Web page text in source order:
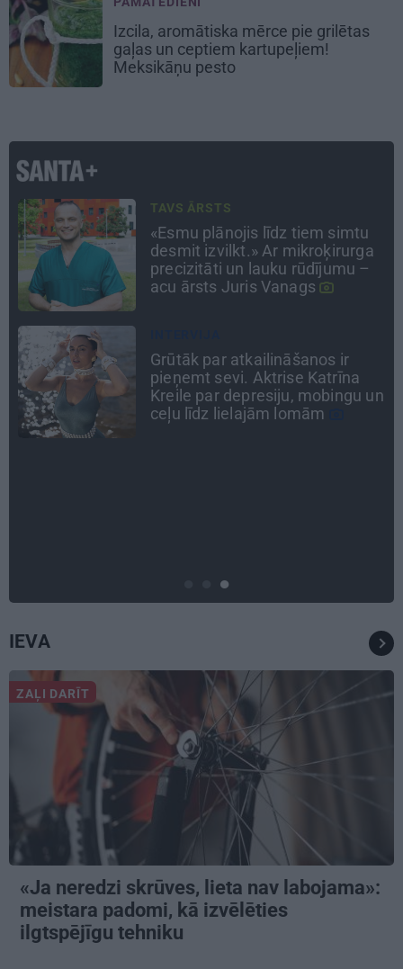
Izcila, aromātiska mērce pie grilētas
gaļas un ceptiem kartupeļiem!
Meksikāņu pesto
DODAMIES CIEMOS
«Var teikt, ka jūra bija tā, kas
mūspaņēma.» Lauderu
ģimenes izlolotāsAinavas
Miķeļtornī
Mistika un atrastie radi. Kā
«Likteņa līdumnieki» mainīja
pašu aktieru dzīves
IEVA
ZAĻI DARĪT
«Ja neredzi skrūves, lieta nav labojama»:
meistara padomi, kā izvēlēties
ilgtspējīgu tehniku